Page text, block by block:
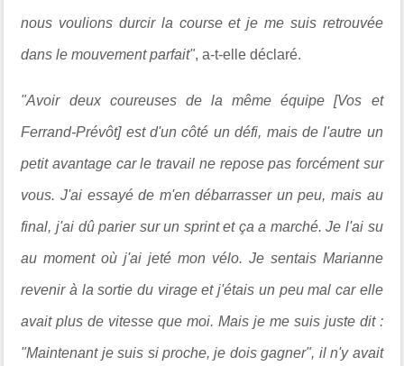
nous voulions durcir la course et je me suis retrouvée
dans le mouvement parfait", a-t-elle déclaré.
"Avoir deux coureuses de la même équipe [Vos et
Ferrand-Prévôt] est d'un côté un défi, mais de l'autre un
petit avantage car le travail ne repose pas forcément sur
vous. J'ai essayé de m'en débarrasser un peu, mais au
final, j'ai dû parier sur un sprint et ça a marché. Je l'ai su
au moment où j'ai jeté mon vélo. Je sentais Marianne
revenir à la sortie du virage et j'étais un peu mal car elle
avait plus de vitesse que moi. Mais je me suis juste dit :
"Maintenant je suis si proche, je dois gagner", il n'y avait